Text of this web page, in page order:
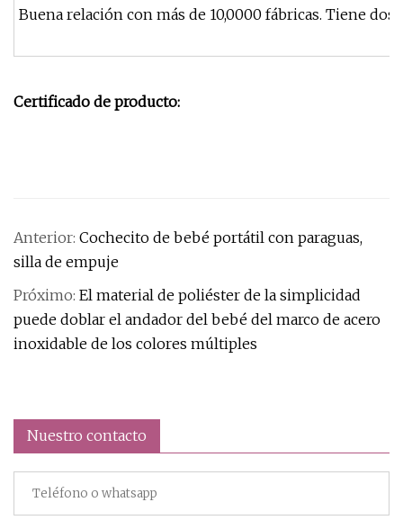
Buena relación con más de 10,0000 fábricas. Tiene
Certificado de producto:
Anterior: Cochecito de bebé portátil con paraguas,
silla de empuje
Próximo: El material de poliéster de la simplicidad
puede doblar el andador del bebé del marco de acero
inoxidable de los colores múltiples
Nuestro contacto